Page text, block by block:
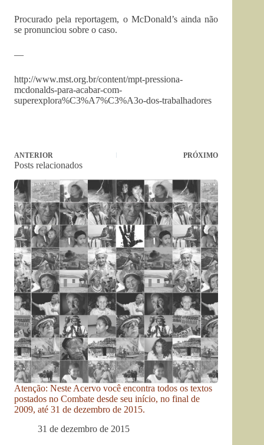
Procurado pela reportagem, o McDonald’s ainda não
se pronunciou sobre o caso.
—
http://www.mst.org.br/content/mpt-pressiona-
mcdonalds-para-acabar-com-
superexplora%C3%A7%C3%A3o-dos-trabalhadores
ANTERIOR PRÓXIMO
Posts relacionados
Atenção: Neste Acervo você encontra todos os textos
postados no Combate desde seu início, no final de
2009, até 31 de dezembro de 2015.
31 de dezembro de 2015